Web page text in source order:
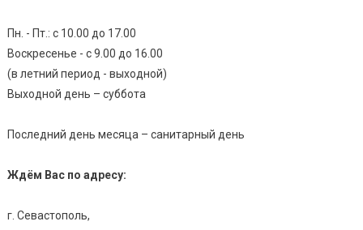
Пн. - Пт.: с 10.00 до 17.00
Воскресенье - с 9.00 до 16.00
(в летний период - выходной)
Выходной день – суббота
Последний день месяца – санитарный день
Ждём Вас по адресу:
г. Севастополь,